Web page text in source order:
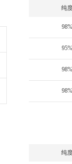
纯
98%
95%
98%
98%
纯